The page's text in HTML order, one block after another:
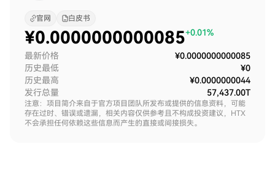
官网 白皮书
¥0.0000000000085+0.01%
最新价格
¥0.0000000000085
历史最低
¥0
历史最高
¥0.0000000044
发行总量
57,437.00T
注意：项目简介来自于官方项目团队所发布或提供的信息资料，可能
存在过时、错误或遗漏，相关内容仅供参考且不构成投资建议，HTX
不会承担任何依赖这些信息而产生的直接或间接损失。